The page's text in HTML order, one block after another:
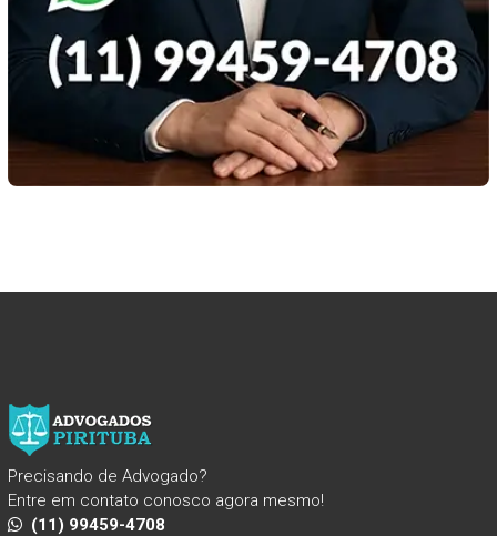
Precisando de Advogado?
Entre em contato conosco agora mesmo!
(11) 99459-4708